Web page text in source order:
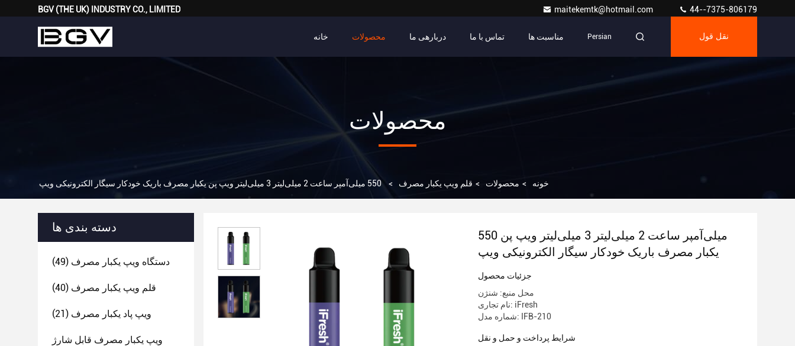
BGV (THE UK) INDUSTRY CO., LIMITED maitekemtk@hotmail.com 44--7375-806179
خانه محصولات دربارهی ما تماس با ما مناسبت ها Persian نقل قول
محصولات
خونه > محصولات > قلم ویپ یکبار مصرف > 550 میلی‌آمپر ساعت 2 میلی‌لیتر 3 میلی‌لیتر ویپ پن یکبار مصرف باریک خودکار سیگار الکترونیکی ویپ
دسته بندی ها
دستگاه ویپ یکبار مصرف (49)
قلم ویپ یکبار مصرف (40)
ویپ پاد یکبار مصرف (21)
ویپ یکبار مصرف قابل شارژ
550 میلی‌آمپر ساعت 2 میلی‌لیتر 3 میلی‌لیتر ویپ پن
یکبار مصرف باریک خودکار سیگار الکترونیکی ویپ
جزئیات محصول
محل منبع: شنژن
نام تجاری: iFresh
شماره مدل: IFB-210
شرایط پرداخت و حمل و نقل